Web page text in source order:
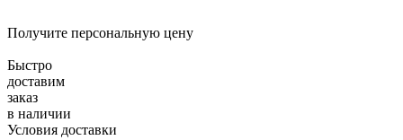
Получите персональную цену
Быстро
доставим
заказ
в наличии
Условия доставки